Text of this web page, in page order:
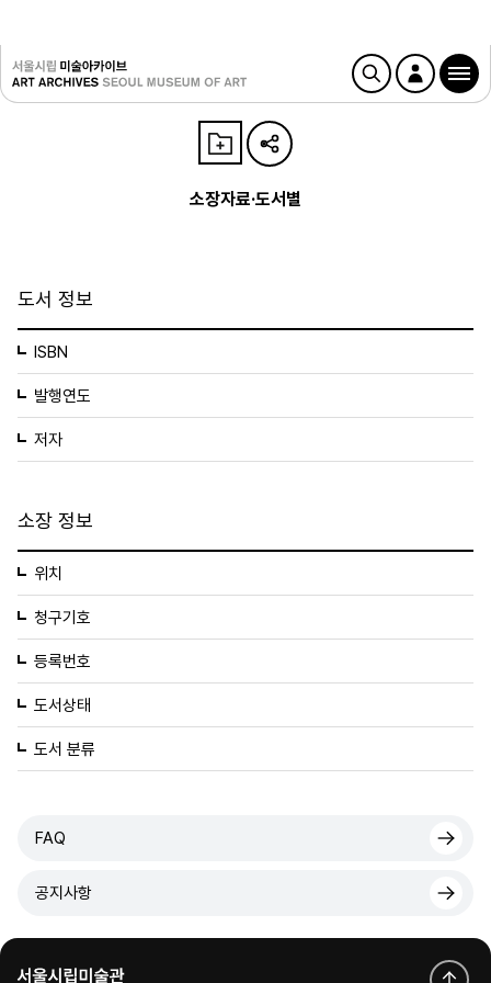
소장자료·도서별
도서 정보
ISBN
발행연도
저자
소장 정보
위치
청구기호
등록번호
도서상태
도서 분류
FAQ
공지사항